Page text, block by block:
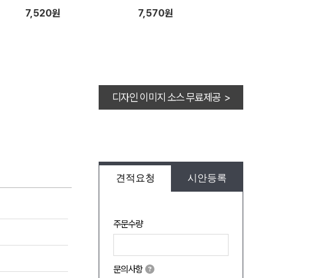
7,520원 7,570원
디자인 이미지 소스 무료제공 >
견적요청 시안등록
주문수량
문의사항